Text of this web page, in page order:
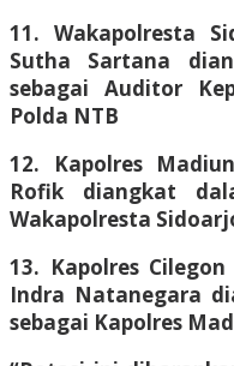
11. Wakapolresta
Sutha Sartana
sebagai Auditor
Polda NTB
12. Kapolres
Rofik diangkat
Wakapolresta
13. Kapolres
Indra Natanegara
sebagai Kapolres